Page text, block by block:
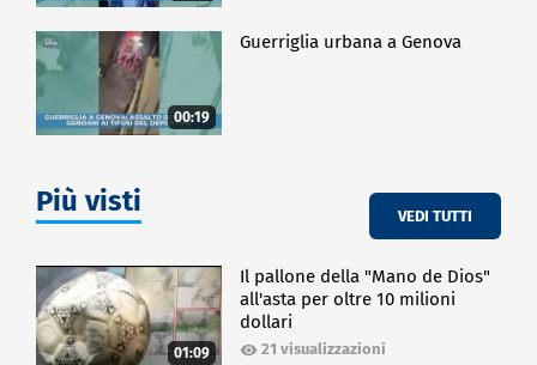
00:19
Guerriglia urbana a Genova
Più visti VEDI TUTTI
01:09
Il pallone della "Mano de Dios"
all'asta per oltre 10 milioni
dollari
21 visualizzazioni